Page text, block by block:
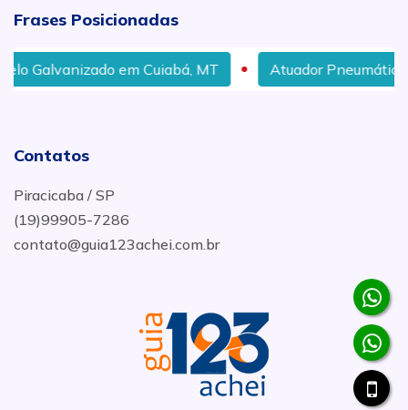
Frases Posicionadas
em Cuiabá, MT Atuador Pneumático
Contatos
Piracicaba / SP
(19)99905-7286
contato@guia123achei.com.br